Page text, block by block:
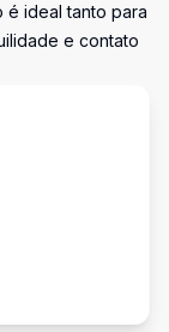
é ideal tanto para
e contato